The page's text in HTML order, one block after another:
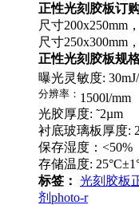
正性光刻胶板订
尺寸200x250mm
尺寸250x300mm
正性光刻胶板规
曝光灵敏度:
分辨率： 1500l/mm
光胶厚度: ˜2µm
衬底玻璃板厚度:
保存湿度：<50%
存储温度:
标签： 光刻胶板
剂 photo-r